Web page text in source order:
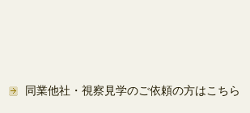
同業他社・視察見学のご依頼の方はこちら